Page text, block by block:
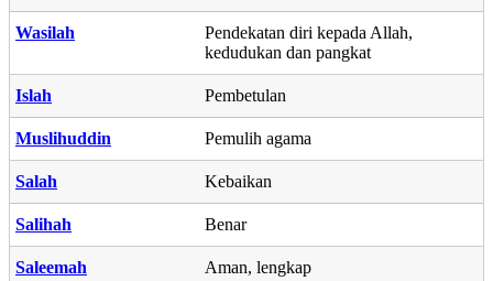
Wasilah
Pendekatan diri kepada Allah,
kedudukan dan pangkat
Islah Pembetulan
Muslihuddin Pemulih agama
Salah Kebaikan
Salihah Benar
Saleemah Aman, lengkap